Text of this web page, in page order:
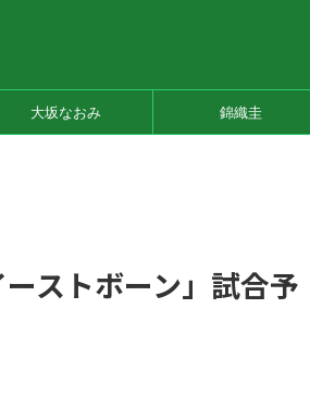
大坂なおみ 錦織圭
ストボーン」試合予